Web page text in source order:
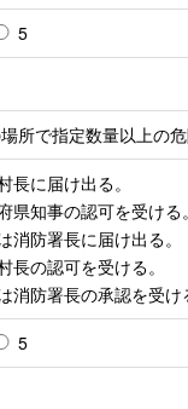
5
所で指定数量以上の
長に届け出る。
県知事の認可を受ける。
消防署長に届け出る。
長の認可を受ける。
消防署長の承認を受け
5